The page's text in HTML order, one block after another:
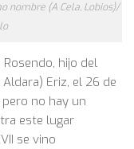
nombre (A Cela, Lobios)/
hijo del
Eriz, el 26 de
no hay un
este lugar
se vino